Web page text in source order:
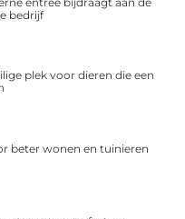
bedrijf
plek voor dieren die een
beter wonen en tuinieren